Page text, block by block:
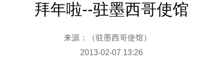
拜年啦--驻墨西哥使馆
来源：（驻墨西哥使馆）
2013-02-07 13:26